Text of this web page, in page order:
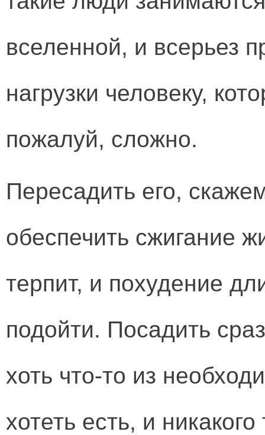
вселенной, и всерьез
нагрузки человеку,
пожалуй, сложно.
Пересадить его,
обеспечить сжигание
терпит, и похудение
подойти. Посадить
хоть что-то из
хотеть есть, и